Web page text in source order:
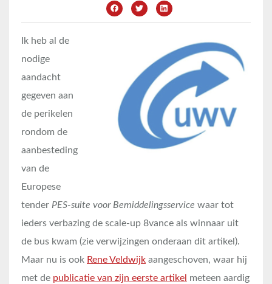
Ik heb al de
nodige
aandacht
gegeven aan
de perikelen
rondom de
aanbesteding
van de
Europese
tender PES-suite voor Bemiddelingsservice waar tot
ieders verbazing de scale-up 8vance als winnaar uit
de bus kwam (zie verwijzingen onderaan dit artikel).
Maar nu is ook Rene Veldwijk aangeschoven, waar hij
met de publicatie van zijn eerste artikel meteen aardig